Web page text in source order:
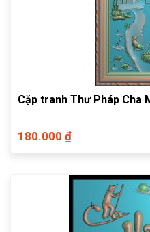
Cặp tranh Thư Pháp Cha
180.000 ₫